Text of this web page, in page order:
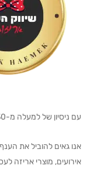
עם ניסיון של למעלה מ-30 שנים,
אנו גאים להוביל את
אירועים, מוצרי אריזה